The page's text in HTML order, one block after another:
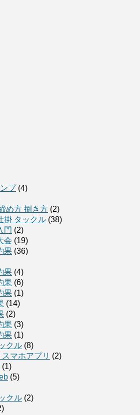
プ(4)
め方 捌き方 (2)
掛 タックル (38)
門 (2)
会 (19)
果 (36)
果 (4)
果 (6)
果 (1)
(14)
(2)
果 (3)
果 (1)
クル (8)
マホアプリ (2)
(1)
(5)
クル (2)